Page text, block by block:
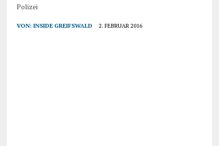
Polizei
VON: INSIDE GREIFSWALD 2. FEBRUAR 2016